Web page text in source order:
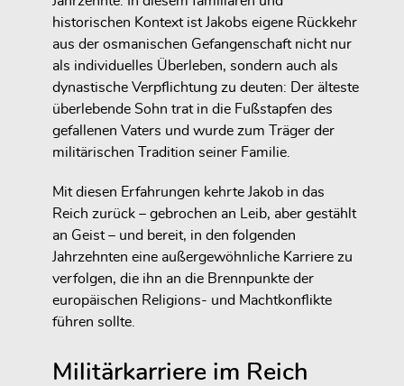
historischen Kontext ist Jakobs eigene Rückkehr
aus der osmanischen Gefangenschaft nicht nur
als individuelles Überleben, sondern auch als
dynastische Verpflichtung zu deuten: Der älteste
überlebende Sohn trat in die Fußstapfen des
gefallenen Vaters und wurde zum Träger der
militärischen Tradition seiner Familie.
Mit diesen Erfahrungen kehrte Jakob in das
Reich zurück – gebrochen an Leib, aber gestählt
an Geist – und bereit, in den folgenden
Jahrzehnten eine außergewöhnliche Karriere zu
verfolgen, die ihn an die Brennpunkte der
europäischen Religions- und Machtkonflikte
führen sollte.
Militärkarriere im Reich